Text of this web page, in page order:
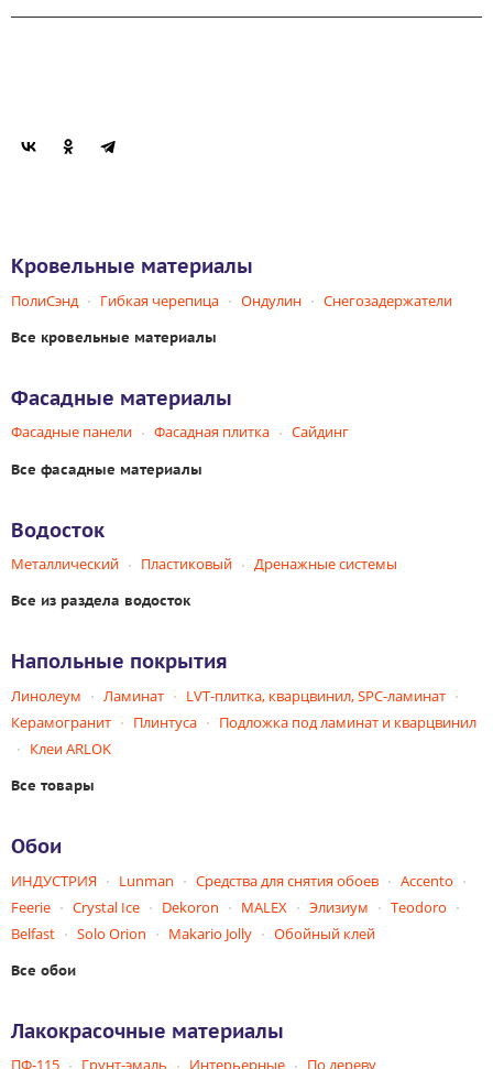
Кровельные материалы
ПолиСэнд Гибкая черепица Ондулин Снегозадержатели
Все кровельные материалы
Фасадные материалы
Фасадные панели Фасадная плитка Сайдинг
Все фасадные материалы
Водосток
Металлический Пластиковый Дренажные системы
Все из раздела водосток
Напольные покрытия
Линолеум Ламинат
LVT-плитка, кварцвинил, SPC-ламинат
Керамогранит
Плинтуса
Подложка под ламинат и кварцвинил
Клеи ARLOK
Все товары
Обои
ИНДУСТРИЯ Lunman Средства для снятия обоев
Accento
Feerie
Crystal Ice Dekoron MALEX Элизиум
Teodoro
Belfast
Solo Orion Makario Jolly Обойный клей
Все обои
Лакокрасочные материалы